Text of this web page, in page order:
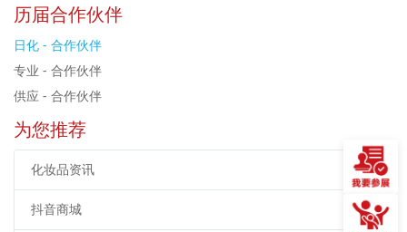
历届合作伙伴
日化 - 合作伙伴
专业 - 合作伙伴
供应 - 合作伙伴
为您推荐
化妆品资讯
抖音商城